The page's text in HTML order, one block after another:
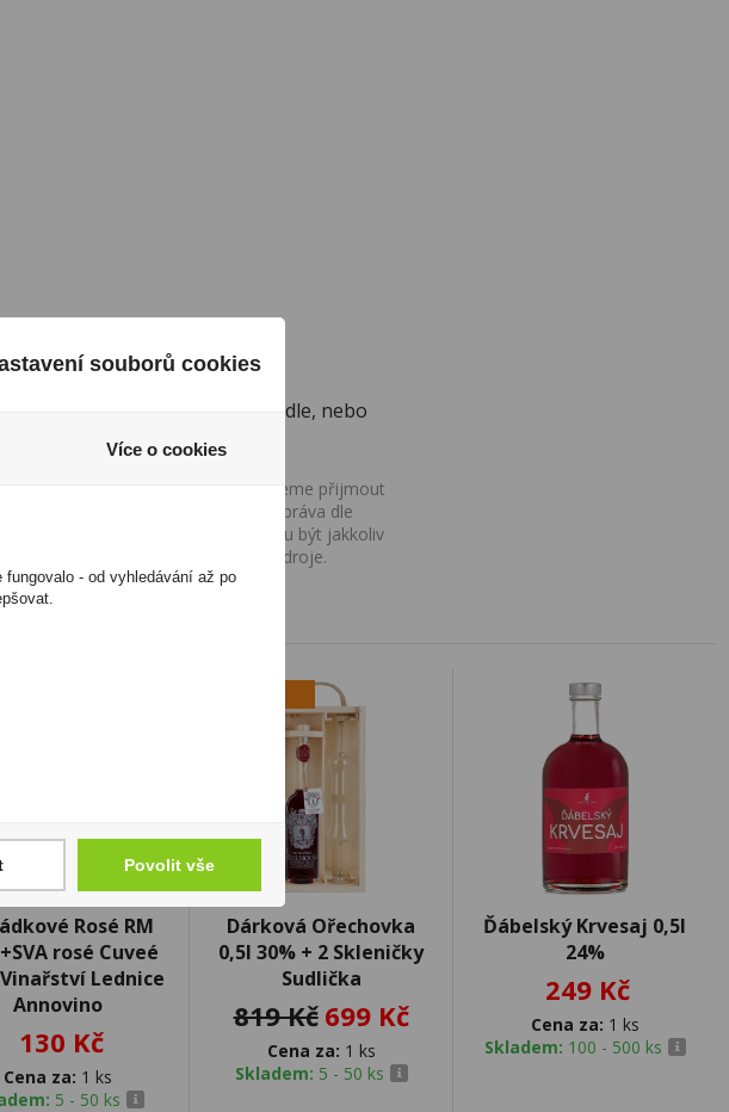
například k řízkům.
chuť i vůni připomínající mandle, nebo
pravidelně aktualizovány, nemůžeme přijmout
To však nemá vliv na Vaše práva dle
pro osobní použití a nemohou být jakkoliv
ani bez řádného uvedení zdroje.
Rosé RM
rosé Cuveé
Lednice
Annovino
130 Kč
Cena za: 1 ks
5 - 50 ks
Dárková Ořechovka
0,5l 30% + 2 Skleničky
Sudlička
819 Kč 699 Kč
Cena za: 1 ks
Skladem: 5 - 50 ks
Ďábelský Krvesaj 0,5l
24%
249 Kč
Cena za: 1 ks
Skladem: 100 - 500 ks
souborů cookies
Více o cookies
- od vyhledávání až po
Povolit vše